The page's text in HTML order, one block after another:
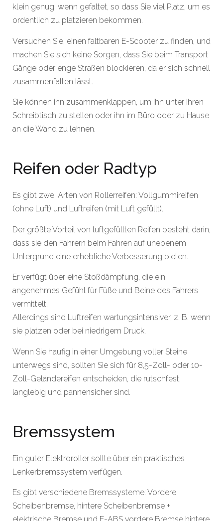
klein genug, wenn gefaltet, so dass Sie viel Platz, um es
ordentlich zu platzieren bekommen.
Versuchen Sie, einen faltbaren E-Scooter zu finden, und
machen Sie sich keine Sorgen, dass Sie beim Transport
Gänge oder enge Straßen blockieren, da er sich schnell
zusammenfalten lässt.
Sie können ihn zusammenklappen, um ihn unter Ihren
Schreibtisch zu stellen oder ihn im Büro oder zu Hause
an die Wand zu lehnen.
Reifen oder Radtyp
Es gibt zwei Arten von Rollerreifen: Vollgummireifen
(ohne Luft) und Luftreifen (mit Luft gefüllt).
Der größte Vorteil von luftgefüllten Reifen besteht darin,
dass sie den Fahrern beim Fahren auf unebenem
Untergrund eine erhebliche Verbesserung bieten.
Er verfügt über eine Stoßdämpfung, die ein
angenehmes Gefühl für Füße und Beine des Fahrers
vermittelt.
Allerdings sind Luftreifen wartungsintensiver, z. B. wenn
sie platzen oder bei niedrigem Druck.
Wenn Sie häufig in einer Umgebung voller Steine
unterwegs sind, sollten Sie sich für 8,5-Zoll- oder 10-
Zoll-Geländereifen entscheiden, die rutschfest,
langlebig und pannensicher sind.
Bremssystem
Ein guter Elektroroller sollte über ein praktisches
Lenkerbremssystem verfügen.
Es gibt verschiedene Bremssysteme: Vordere
Scheibenbremse, hintere Scheibenbremse +